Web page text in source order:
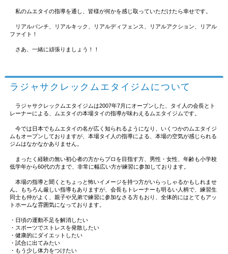
私のムエタイの指導を通し、皆様が何かを感じ取っていただけたら幸せです。
リアルパンチ、リアルキック、リアルディフェンス、リアルアクション、リアル
ファイト！
さあ、一緒に頑張りましょう！！
ラジャサクレックムエタイジムについて
ラジャサクレックムエタイジムは2007年7月にオープンした、タイ人の会長とト
レーナーによる、ムエタイの本場タイの指導が味わえるムエタイジムです。
今では日本でもムエタイの名が広く知られるようになり、いくつかのムエタイジ
ムもオープンしておりますが、本場タイ人の指導による、本場の空気が感じられる
ジムはなかなかありません。
まったく経験の無い初心者の方からプロを目指す方、男性・女性、年齢も小学校
低学年から60代の方まで、非常に幅広い方が練習に参加しております。
本場の指導と聞くとちょっと怖いイメージを持つ方がいらっしゃるかもしれませ
ん。もちろん厳しい指導もありますが、会長もトレーナーも明るい人柄で、練習生
同士も仲がよく、親子や兄弟で練習に参加なさる方もおり、全体的にはとてもアッ
トホームな雰囲気になっております。
・日頃の運動不足を解消したい
・スポーツでストレスを発散したい
・健康的にダイエットしたい
・試合に出てみたい
・もう少し体力をつけたい